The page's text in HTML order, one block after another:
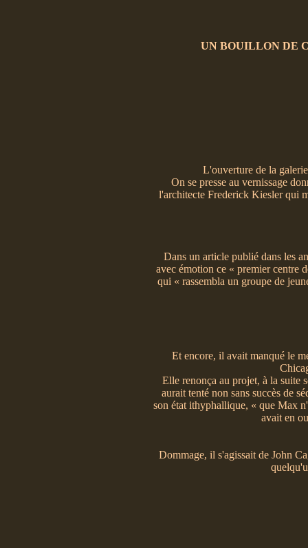
UN BOUILLON DE
L'ouverture de la
On se presse au vernissage
l'architecte Frederick Kiesler qui
Dans un article publié dans les
avec émotion ce « premier centre
qui « rassembla un groupe de
Et encore, il avait manqué le
Elle renonça au projet, à la suite
aurait tenté non sans succès de
son état ithyphallique, « que Max
avait en
Dommage, il s'agissait de John